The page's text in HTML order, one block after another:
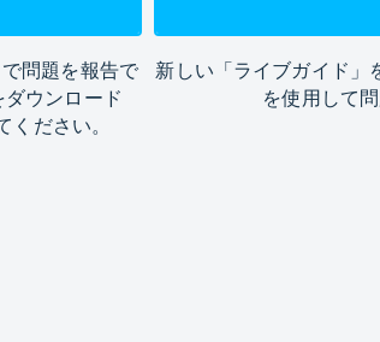
問題を報告で
ウンロード
ださい。
新しい「ライブガイド」
を使用して